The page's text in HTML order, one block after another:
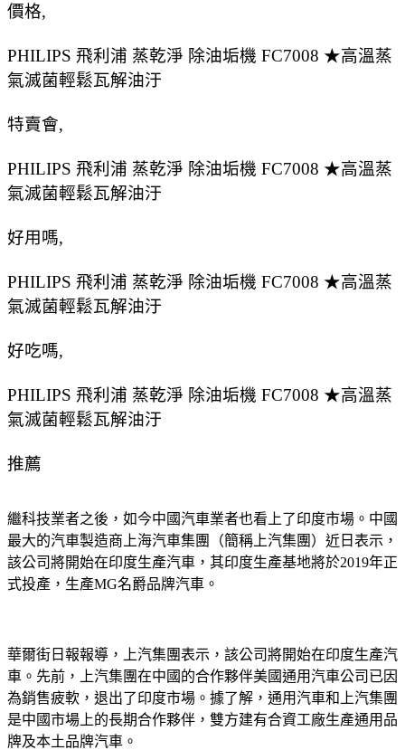
價格,
PHILIPS 飛利浦 蒸乾淨 除油垢機 FC7008 ★高溫蒸
氣滅菌輕鬆瓦解油汙
特賣會,
PHILIPS 飛利浦 蒸乾淨 除油垢機 FC7008 ★高溫蒸
氣滅菌輕鬆瓦解油汙
好用嗎,
PHILIPS 飛利浦 蒸乾淨 除油垢機 FC7008 ★高溫蒸
氣滅菌輕鬆瓦解油汙
好吃嗎,
PHILIPS 飛利浦 蒸乾淨 除油垢機 FC7008 ★高溫蒸
氣滅菌輕鬆瓦解油汙
推薦
繼科技業者之後，如今中國汽車業者也看上了印度市場。中國
最大的汽車製造商上海汽車集團（簡稱上汽集團）近日表示，
該公司將開始在印度生產汽車，其印度生產基地將於2019年正
式投產，生產MG名爵品牌汽車。
華爾街日報報導，上汽集團表示，該公司將開始在印度生產汽
車。先前，上汽集團在中國的合作夥伴美國通用汽車公司已因
為銷售疲軟，退出了印度市場。據了解，通用汽車和上汽集團
是中國市場上的長期合作夥伴，雙方建有合資工廠生產通用品
牌及本土品牌汽車。